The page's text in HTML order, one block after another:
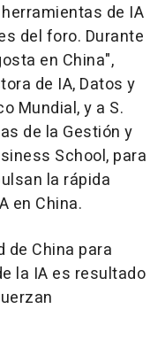
de IA
del foro. Durante
en China",
de IA, Datos y
Mundial, y a S.
de la Gestión y
School, para
la rápida
en China.
de China para
la IA es resultado